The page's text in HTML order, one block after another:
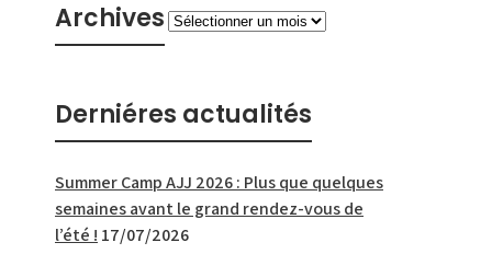
ArchivesArchives
Derniéres actualités
Summer Camp AJJ 2026 : Plus que quelques
semaines avant le grand rendez-vous de
l’été ! 17/07/2026